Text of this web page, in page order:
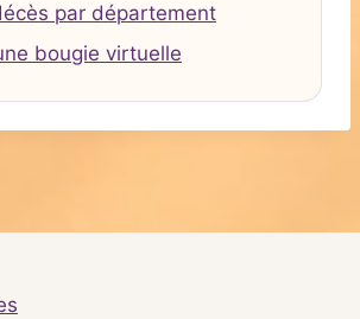
par département
bougie virtuelle